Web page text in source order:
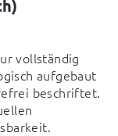
vollständig
aufgebaut
beschriftet.